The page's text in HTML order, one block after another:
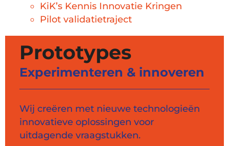
KiK’s Kennis Innovatie Kringen
Pilot validatietraject
Prototypes
Experimenteren & innoveren
Wij creëren met nieuwe technologieën
innovatieve oplossingen voor
uitdagende vraagstukken.